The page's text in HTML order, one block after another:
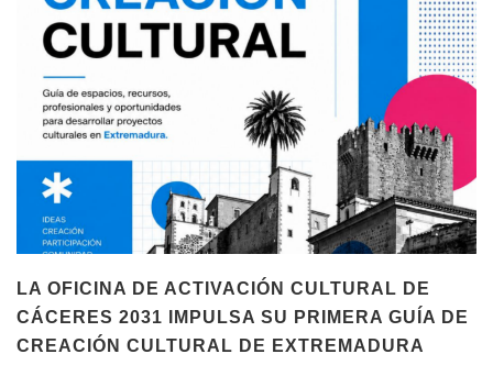
LA OFICINA DE ACTIVACIÓN CULTURAL DE
CÁCERES 2031 IMPULSA SU PRIMERA GUÍA DE
CREACIÓN CULTURAL DE EXTREMADURA